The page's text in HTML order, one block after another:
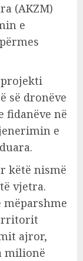
(AKZM)
e
projekti
së dronëve
fidanëve në
e
këtë nismë
vjetra.
mëparshme
ajror,
milionë